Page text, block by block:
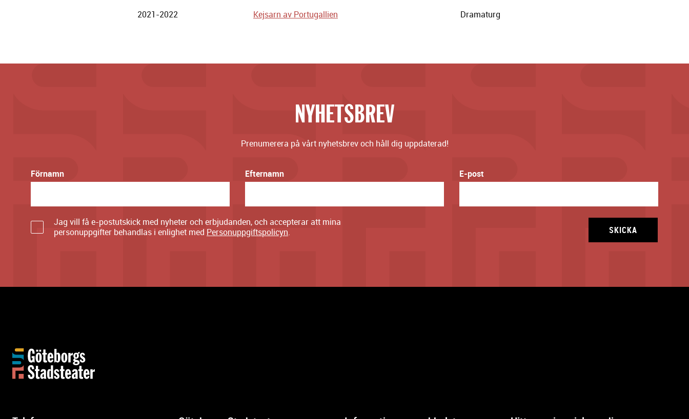
2021-2022 Kejsarn av Portugallien Dramaturg
NYHETSBREV
Prenumerera på vårt nyhetsbrev och håll dig uppdaterad!
Förnamn Efternamn E-post
Jag vill få e-postutskick med nyheter och erbjudanden, och accepterar att mina
personuppgifter behandlas i enlighet med Personuppgiftspolicyn. SKICKA